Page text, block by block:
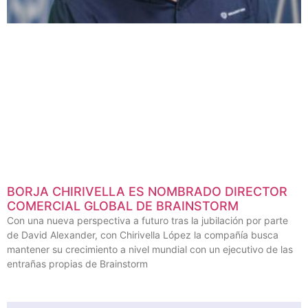
BORJA CHIRIVELLA ES NOMBRADO DIRECTOR
COMERCIAL GLOBAL DE BRAINSTORM
Con una nueva perspectiva a futuro tras la jubilación por parte
de David Alexander, con Chirivella López la compañía busca
mantener su crecimiento a nivel mundial con un ejecutivo de las
entrañas propias de Brainstorm